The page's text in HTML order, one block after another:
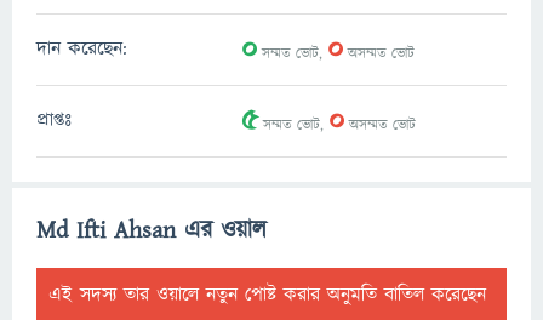
দান করেছেন: 0সম্মত ভোট, 0অসম্মত ভোট
প্রাপ্তঃ 5সম্মত ভোট, 0অসম্মত ভোট
Md Ifti Ahsan এর ওয়াল
এই সদস্য তার ওয়ালে নতুন পোষ্ট করার অনুমতি বাতিল করেছেন